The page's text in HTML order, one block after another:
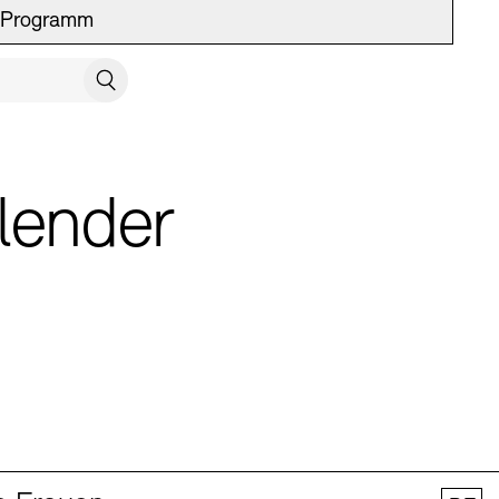
Programm